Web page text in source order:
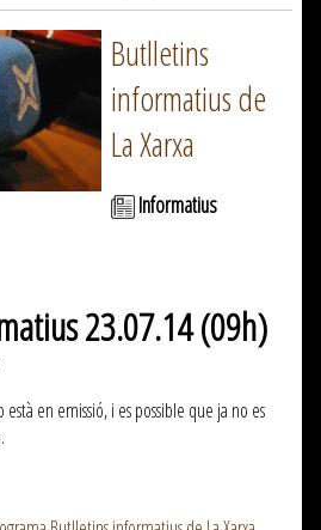
Butlletins
informatius de
La Xarxa
Informatius
23.07.14 (09h)
en emissió, i es possible que ja no es